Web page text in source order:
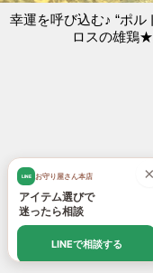
幸運を呼び込む♪ “ポ
ロスの雄鶏
×
LINE お守り屋さん本店
アイテム選びで
迷ったら相談
LINEで相談する